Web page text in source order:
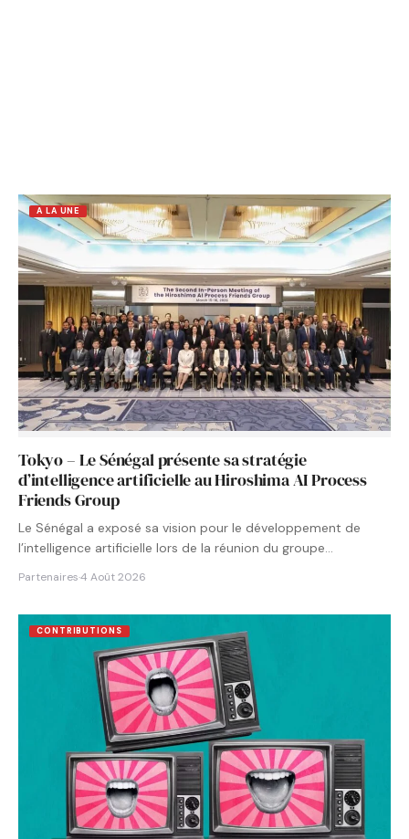
A LA UNE
Tokyo – Le Sénégal présente sa stratégie
d’intelligence artificielle au Hiroshima AI Process
Friends Group
Le Sénégal a exposé sa vision pour le développement de
l’intelligence artificielle lors de la réunion du groupe…
Partenaires·4 Août 2026
CONTRIBUTIONS